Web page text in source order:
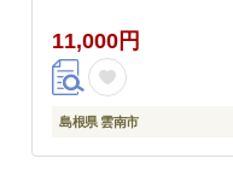
[AIAQ007]
11,000円
島根県 雲南市